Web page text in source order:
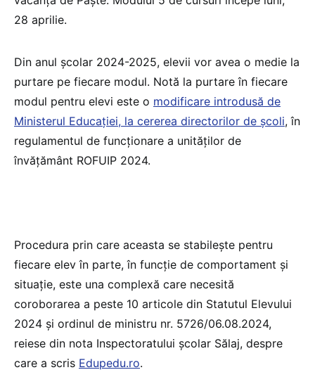
28 aprilie.
Din anul școlar 2024-2025, elevii vor avea o medie la
purtare pe fiecare modul. Notă la purtare în fiecare
modul pentru elevi este o modificare introdusă de
Ministerul Educației, la cererea directorilor de școli, în
regulamentul de funcționare a unităților de
învățământ ROFUIP 2024.
Procedura prin care aceasta se stabilește pentru
fiecare elev în parte, în funcție de comportament și
situație, este una complexă care necesită
coroborarea a peste 10 articole din Statutul Elevului
2024 și ordinul de ministru nr. 5726/06.08.2024,
reiese din nota Inspectoratului școlar Sălaj, despre
care a scris Edupedu.ro.